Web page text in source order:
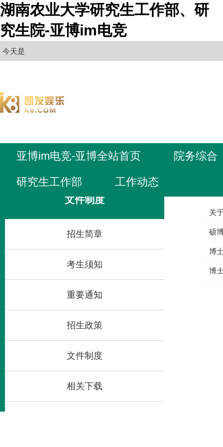
湖南农业大学研究生工作部、研
究生院-亚博im电竞
今天是
亚博im电竞-亚博全站首页 院务综合
研究生工作部 工作动态
文件制度
招生简章
考生须知
重要通知
招生政策
文件制度
相关下载
关
硕
博
博